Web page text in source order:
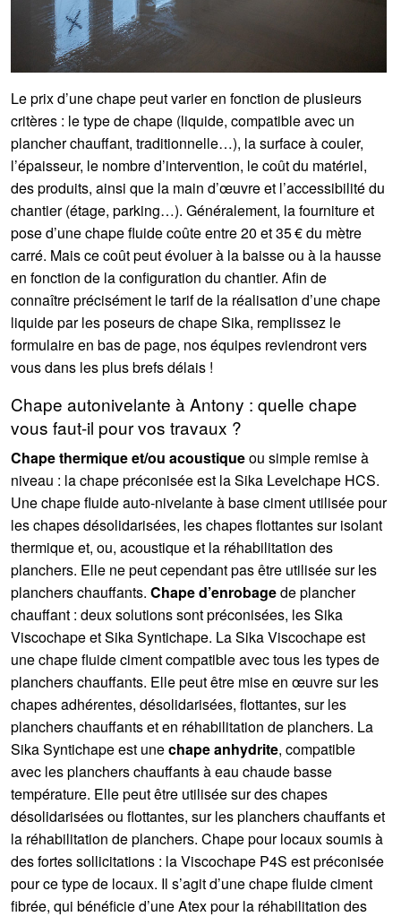
Le prix d’une chape peut varier en fonction de plusieurs
critères : le type de chape (liquide, compatible avec un
plancher chauffant, traditionnelle…), la surface à couler,
l’épaisseur, le nombre d’intervention, le coût du matériel,
des produits, ainsi que la main d’œuvre et l’accessibilité du
chantier (étage, parking…). Généralement, la fourniture et
pose d’une chape fluide coûte entre 20 et 35 € du mètre
carré. Mais ce coût peut évoluer à la baisse ou à la hausse
en fonction de la configuration du chantier. Afin de
connaître précisément le tarif de la réalisation d’une chape
liquide par les poseurs de chape Sika, remplissez le
formulaire en bas de page, nos équipes reviendront vers
vous dans les plus brefs délais !
Chape autonivelante à Antony : quelle chape
vous faut-il pour vos travaux ?
Chape thermique et/ou acoustiqueou simple remise à
niveau : la chape préconisée est la Sika Levelchape HCS.
Une chape fluide auto-nivelante à base ciment utilisée pour
les chapes désolidarisées, les chapes flottantes sur isolant
thermique et, ou, acoustique et la réhabilitation des
planchers. Elle ne peut cependant pas être utilisée sur les
planchers chauffants. Chape d’enrobagede plancher
chauffant : deux solutions sont préconisées, les Sika
Viscochape et Sika Syntichape. La Sika Viscochape est
une chape fluide ciment compatible avec tous les types de
planchers chauffants. Elle peut être mise en œuvre sur les
chapes adhérentes, désolidarisées, flottantes, sur les
planchers chauffants et en réhabilitation de planchers. La
Sika Syntichape est unechape anhydrite, compatible
avec les planchers chauffants à eau chaude basse
température. Elle peut être utilisée sur des chapes
désolidarisées ou flottantes, sur les planchers chauffants et
la réhabilitation de planchers. Chape pour locaux soumis à
des fortes sollicitations : la Viscochape P4S est préconisée
pour ce type de locaux. Il s’agit d’une chape fluide ciment
fibrée, qui bénéficie d’une Atex pour la réhabilitation des